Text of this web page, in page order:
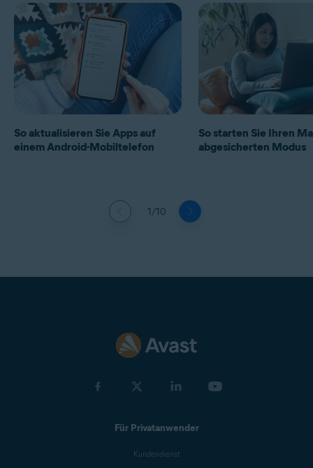
1/10
So aktualisieren Sie Apps auf
einem Android-Mobiltelefon
So starten Sie Ihren
abgesicherten Modus
Für Privatanwender
Kundendienst